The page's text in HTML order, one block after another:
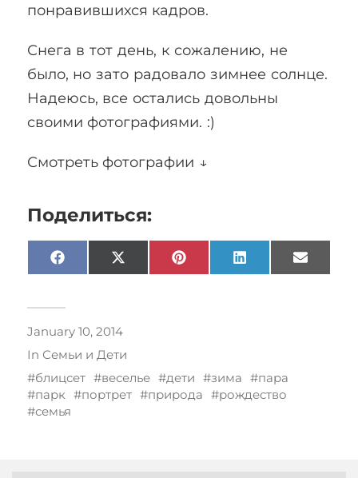
понравившихся кадров.
Снега в тот день, к сожалению, не
было, но зато радовало зимнее солнце.
Надеюсь, все остались довольны
своими фотографиями. :)
Смотреть фотографии ↓
Поделиться:
Facebook X
(Twitter)
Pinterest LinkedIn Email
January 10, 2014
In Семьи и Дети
блицсет
веселье дети зима
пара
парк
портрет природа
рождество
семья